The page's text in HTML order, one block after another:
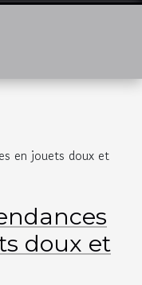
en jouets doux et
doux et